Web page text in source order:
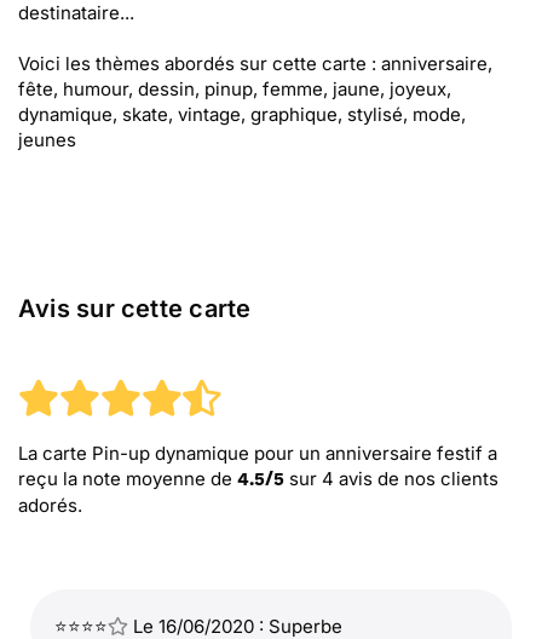
destinataire...
Voici les thèmes abordés sur cette carte : anniversaire,
fête, humour, dessin, pinup, femme, jaune, joyeux,
dynamique, skate, vintage, graphique, stylisé, mode,
jeunes
Avis sur cette carte
La carte Pin-up dynamique pour un anniversaire festif a
reçu la note moyenne de 4.5/5 sur 4 avis de nos clients
adorés.
⭐⭐⭐⭐ Le 16/06/2020 : Superbe